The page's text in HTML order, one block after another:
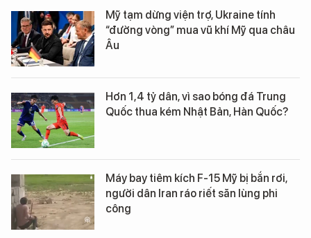
Mỹ tạm dừng viện trợ, Ukraine tính
“đường vòng” mua vũ khí Mỹ qua châu
Âu
Hơn 1,4 tỷ dân, vì sao bóng đá Trung
Quốc thua kém Nhật Bản, Hàn Quốc?
Máy bay tiêm kích F-15 Mỹ bị bắn rơi,
người dân Iran ráo riết săn lùng phi
công